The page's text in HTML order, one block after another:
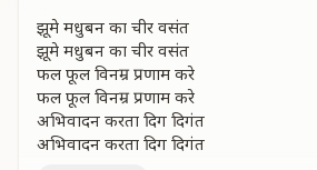
झूमे मधुबन का चीर वसंत
झूमे मधुबन का चीर वसंत
फल फूल विनम्र प्रणाम करे
फल फूल विनम्र प्रणाम करे
अभिवादन करता दिग दिगंत
अभिवादन करता दिग दिगंत